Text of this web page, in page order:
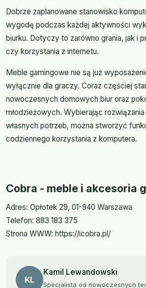
Dobrze zaplanowane stanowisko
wygodę podczas każdej aktywności
biurku. Dotyczy to zarówno grania, jak i
czy korzystania z internetu.
Meble gamingowe nie są już
wyłącznie dla graczy. Coraz częściej
nowoczesnych domowych biur oraz
młodzieżowych. Wybierając
własnych potrzeb, można stworzyć
codziennego korzystania z komputera.
Cobra - meble i akcesoria
Adres: Opłotek 29, 01-940 Warszawa
Telefon: 883 183 375
Strona WWW: https://icobra.pl/
KL
Kamil Lewandowski
Specjalista od nowoczesnych